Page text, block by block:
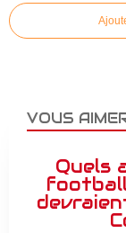
VOUS
Quels